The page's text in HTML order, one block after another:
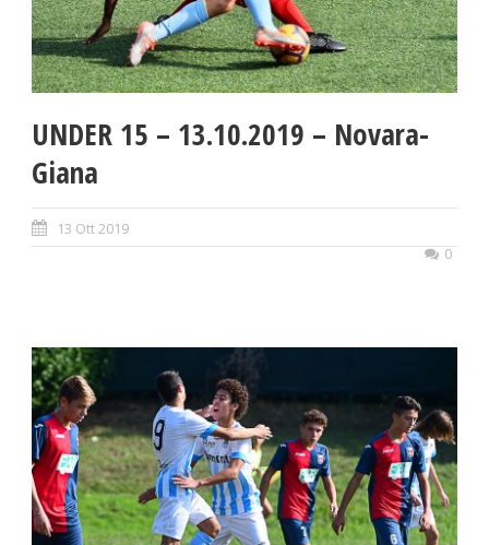
UNDER 15 – 13.10.2019 – Novara-
Giana
13 Ott 2019
0